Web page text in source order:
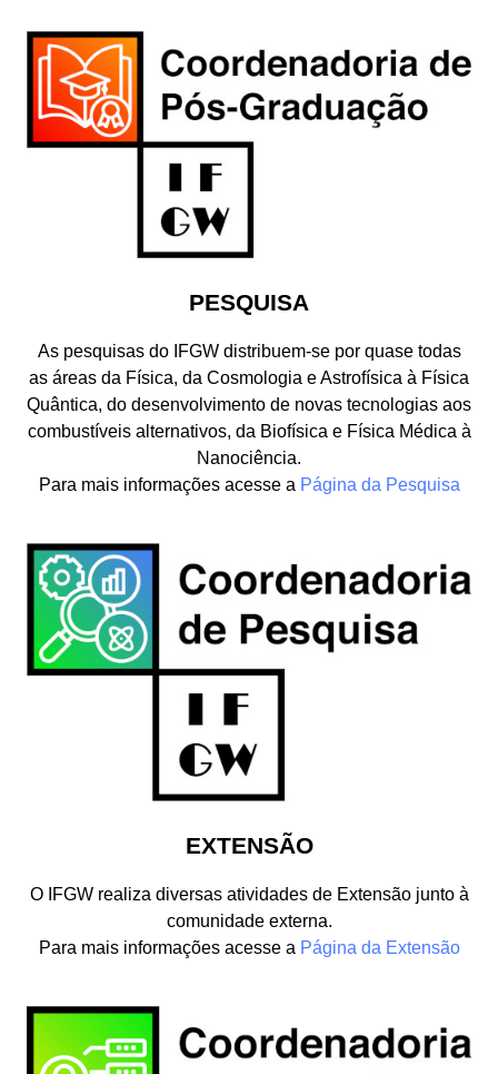
PESQUISA
As pesquisas do IFGW distribuem-se por quase todas
as áreas da Física, da Cosmologia e Astrofísica à Física
Quântica, do desenvolvimento de novas tecnologias aos
combustíveis alternativos, da Biofísica e Física Médica à
Nanociência.
Para mais informações acesse a Página da Pesquisa
EXTENSÃO
O IFGW realiza diversas atividades de Extensão junto à
comunidade externa.
Para mais informações acesse a Página da Extensão